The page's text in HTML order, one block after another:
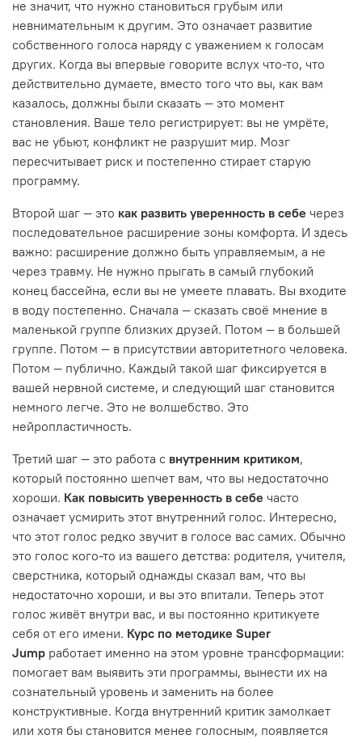
не значит, что нужно становиться грубым или
невнимательным к другим. Это означает развитие
собственного голоса наряду с уважением к голосам
других. Когда вы впервые говорите вслух что-то, что
действительно думаете, вместо того что вы, как вам
казалось, должны были сказать — это момент
становления. Ваше тело регистрирует: вы не умрёте,
вас не убьют, конфликт не разрушит мир. Мозг
пересчитывает риск и постепенно стирает старую
программу.
Второй шаг — это как развить уверенность в себе через
последовательное расширение зоны комфорта. И здесь
важно: расширение должно быть управляемым, а не
через травму. Не нужно прыгать в самый глубокий
конец бассейна, если вы не умеете плавать. Вы входите
в воду постепенно. Сначала — сказать своё мнение в
маленькой группе близких друзей. Потом — в большей
группе. Потом — в присутствии авторитетного человека.
Потом — публично. Каждый такой шаг фиксируется в
вашей нервной системе, и следующий шаг становится
немного легче. Это не волшебство. Это
нейропластичность.
Третий шаг — это работа с внутренним критиком,
который постоянно шепчет вам, что вы недостаточно
хороши. Как повысить уверенность в себе часто
означает усмирить этот внутренний голос. Интересно,
что этот голос редко звучит в голосе вас самих. Обычно
это голос кого-то из вашего детства: родителя, учителя,
сверстника, который однажды сказал вам, что вы
недостаточно хороши, и вы это впитали. Теперь этот
голос живёт внутри вас, и вы постоянно критикуете
себя от его имени. Курс по методике Super
Jump работает именно на этом уровне трансформации:
помогает вам выявить эти программы, вынести их на
сознательный уровень и заменить на более
конструктивные. Когда внутренний критик замолкает
или хотя бы становится менее голосным, появляется